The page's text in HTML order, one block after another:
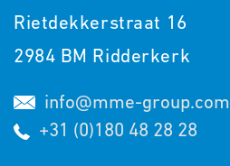
Rietdekkerstraat 16
2984 BM Ridderkerk
info@mme-group.com
+31 (0)180 48 28 28